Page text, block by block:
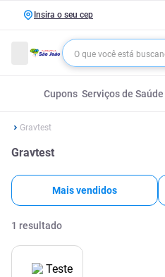
Insira o seu cep
Cupons Serviços de Saúde
Gravtest
Gravtest
Mais vendidos
1 resultado